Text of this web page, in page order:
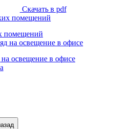
Скачать в pdf
помещений
освещение в офисе